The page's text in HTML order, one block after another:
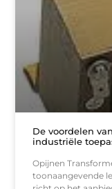
De voordelen
industriële
Opijnen
toonaangevende